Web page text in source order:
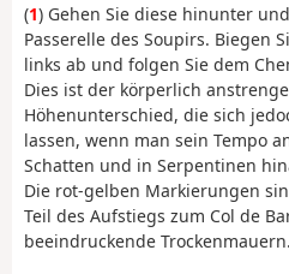
(1) Gehen Sie diese hinunter
Passerelle des Soupirs. Biegen
links ab und folgen Sie dem
Dies ist der körperlich
Höhenunterschied, die sich
lassen, wenn man sein Tempo
Schatten und in Serpentinen
Die rot-gelben Markierungen
Teil des Aufstiegs zum Col de
beeindruckende Trockenmauern.